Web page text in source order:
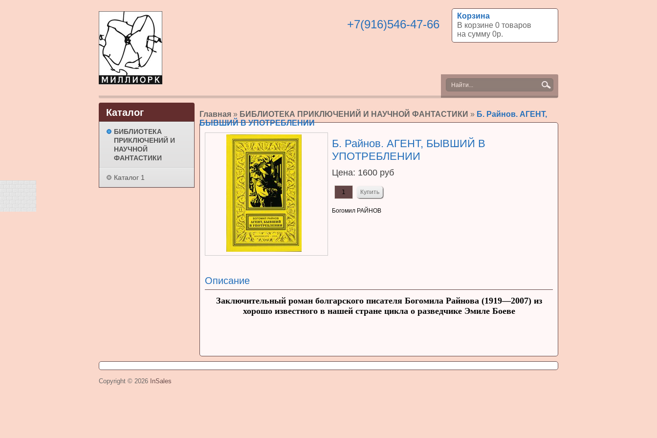
Корзина
В корзине 0 товаров
на сумму 0р.
+7(916)546-47-66
Каталог
БИБЛИОТЕКА
ПРИКЛЮЧЕНИЙ И
НАУЧНОЙ
ФАНТАСТИКИ
Каталог 1
Главная » БИБЛИОТЕКА ПРИКЛЮЧЕНИЙ И НАУЧНОЙ ФАНТАСТИКИ » Б. Райнов. АГЕНТ,
БЫВШИЙ В УПОТРЕБЛЕНИИ
Б. Райнов. АГЕНТ, БЫВШИЙ В
УПОТРЕБЛЕНИИ
Цена: 1600 руб
Богомил РАЙНОВ
Описание
Заключительный роман болгарского писателя Богомила Райнова (1919—2007) из
хорошо известного в нашей стране цикла о разведчике Эмиле Боеве
Copyright © 2026 InSales